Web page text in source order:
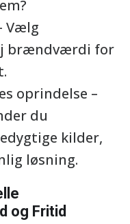
Vælg
brændværdi for
oprindelse –
du
kilder,
løsning.
og Fritid